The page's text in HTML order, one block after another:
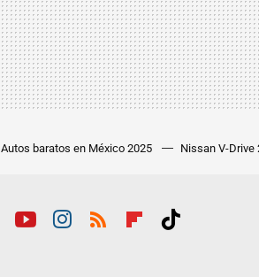
Autos baratos en México 2025 Nissan V-Drive